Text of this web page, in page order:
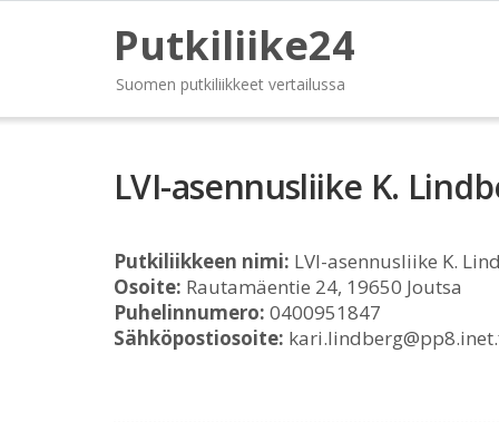
Putkiliike24
Suomen putkiliikkeet vertailussa
LVI-asennusliike K.
Putkiliikkeen nimi: LVI-asennusliike K.
Osoite: Rautamäentie 24, 19650 Joutsa
Puhelinnumero: 0400951847
Sähköpostiosoite: